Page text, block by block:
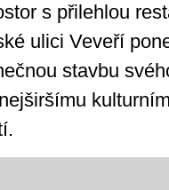
s přilehlou
ulici Veveří
stavbu